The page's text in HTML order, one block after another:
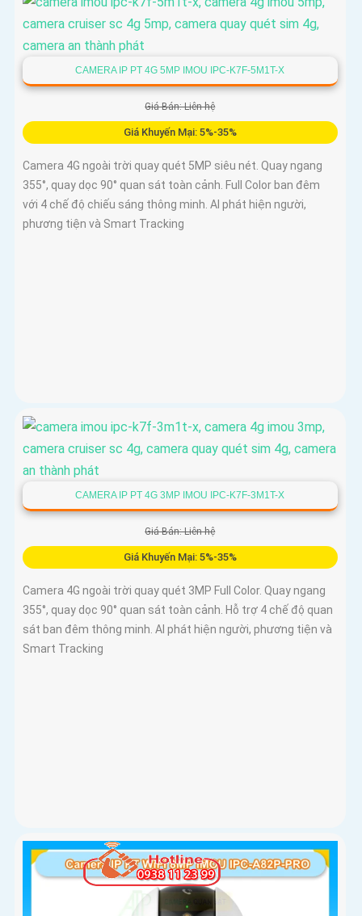
CAMERA IP PT 4G 5MP IMOU IPC-K7F-5M1T-X
Giá Bán: Liên hệ
Giá Khuyến Mại: 5%-35%
Camera 4G ngoài trời quay quét 5MP siêu nét. Quay ngang
355°, quay dọc 90° quan sát toàn cảnh. Full Color ban đêm
với 4 chế độ chiếu sáng thông minh. AI phát hiện người,
phương tiện và Smart Tracking
CAMERA IP PT 4G 3MP IMOU IPC-K7F-3M1T-X
Giá Bán: Liên hệ
Giá Khuyến Mại: 5%-35%
Camera 4G ngoài trời quay quét 3MP Full Color. Quay ngang
355°, quay dọc 90° quan sát toàn cảnh. Hỗ trợ 4 chế độ quan
sát ban đêm thông minh. AI phát hiện người, phương tiện và
Smart Tracking